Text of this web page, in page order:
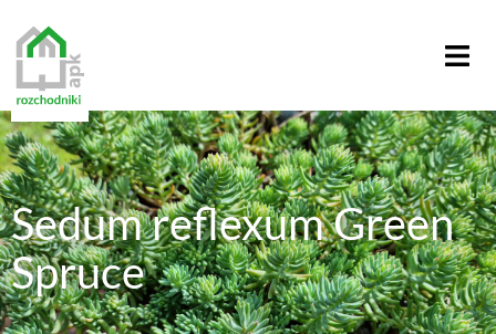
Sedum reflexum Green
Spruce